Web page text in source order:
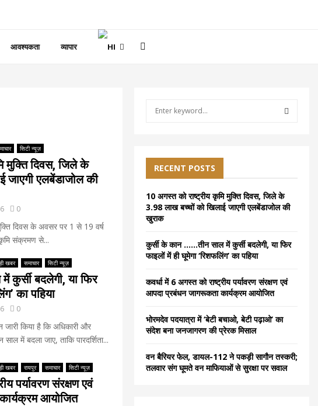
आवश्यकता व्यापार
सिटी न्यूज़
मुक्ति दिवस, जिले के
जाएगी एलबेंडाजोल की
0
दिवस के अवसर पर 1 से 19 वर्ष
संक्रमण से...
खबर समाचार सिटी न्यूज़
कुर्सी बदलेगी, या फिर
का पहिया
0
किया है कि अधिकारी और
में बदला जाए, ताकि पारदर्शिता...
खबर रायपुर समाचार सिटी न्यूज़
पर्यावरण संरक्षण एवं
आयोजित
f
o
r
:
R
H
RECENT POSTS
10 अगस्त को राष्ट्रीय कृमि मुक्ति दिवस, जिले के
3.98 लाख बच्चों को खिलाई जाएगी एलबेंडाजोल की
खुराक
कुर्सी के कान ……तीन साल में कुर्सी बदलेगी, या फिर
फाइलों में ही घूमेगा ‘रिशफलिंग’ का पहिया
कवर्धा में 6 अगस्त को राष्ट्रीय पर्यावरण संरक्षण एवं
आपदा प्रबंधन जागरूकता कार्यक्रम आयोजित
भोरमदेव पदयात्रा में ‘बेटी बचाओ, बेटी पढ़ाओ’ का
संदेश बना जनजागरण की प्रेरक मिसाल
वन बैरियर फेल, डायल-112 ने पकड़ी सागौन तस्करी;
तलवार संग घूमते वन माफियाओं से सुरक्षा पर सवाल